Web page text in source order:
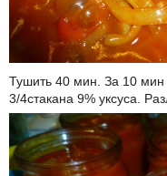
Тушить 40 мин. За 10 мин
3/4стакана 9% уксуса.